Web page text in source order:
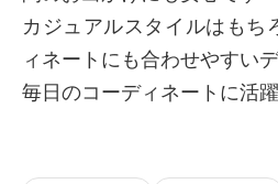
カジュアルスタイルはもち
ィネートにも合わせやすい
毎日のコーディネートに活